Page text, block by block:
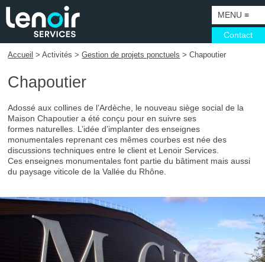
Contact
MENU ≡
ACCUEIL
CORPORATE
L'ENTREPRISE
VISOTEC
DÉVELOPPEMENT DURABLE
COORDONNÉES ET PLAN D'ACCÈS
MÉTIERS
FABRICATION
BUREAU D'ÉTUDES & PROTOTYPAGE
CONSEIL ET ACCOMPAGNEMENTS
ACTIVITÉS
CAMPAGNES
PROJETS PONCTUELS
MAINTENANCE
SECTEURS
PÉTROLIERS
GRANDS PROJETS
TOURISME, PATRIMOINE & MUSÉOGRAPHIE
ACTUALITÉS
Accueil > Activités >Gestion de projets ponctuels > Chapoutier
Chapoutier
Adossé aux collines de l’Ardèche, le nouveau siège social de la
Maison Chapoutier a été conçu pour en suivre ses
formes naturelles. L’idée d’implanter des enseignes
monumentales reprenant ces mêmes courbes est née des
discussions techniques entre le client et Lenoir Services.
Ces enseignes monumentales font partie du bâtiment mais aussi
du paysage viticole de la Vallée du Rhône.